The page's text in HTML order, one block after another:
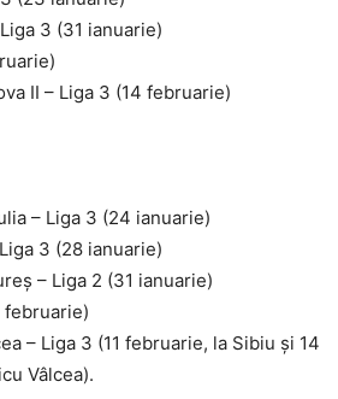
3 (31 ianuarie)
II – Liga 3 (14 februarie)
– Liga 3 (24 ianuarie)
3 (28 ianuarie)
– Liga 2 (31 ianuarie)
februarie)
– Liga 3 (11 februarie, la Sibiu și 14
Vâlcea).